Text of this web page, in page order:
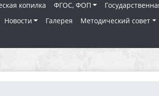
копилка ФГОС, ФОП
Новости Галерея Методический совет